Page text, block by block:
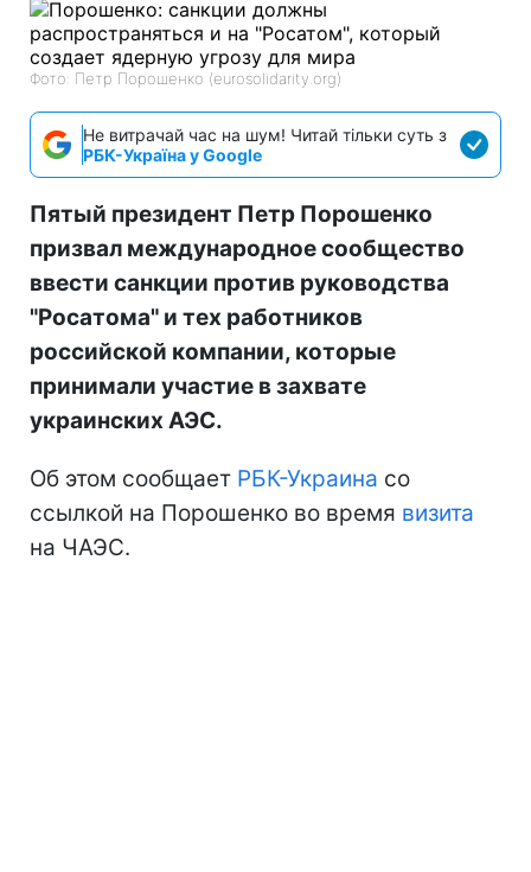
Фото: Петр Порошенко (eurosolidarity.org)
Не витрачай час на шум! Читай тільки суть з
РБК-Україна у Google
Пятый президент Петр Порошенко
призвал международное сообщество
ввести санкции против руководства
"Росатома" и тех работников
российской компании, которые
принимали участие в захвате
украинских АЭС.
Об этом сообщает РБК-Украина со
ссылкой на Порошенко во время визита
на ЧАЭС.